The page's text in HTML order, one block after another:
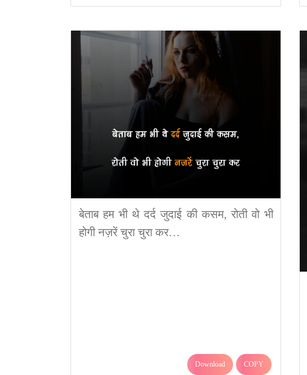
बेताब हम भी थे दर्द जुदाई की कसम, रोती वो भी
होगी नज़रें चुरा चुरा कर…
Download COPY